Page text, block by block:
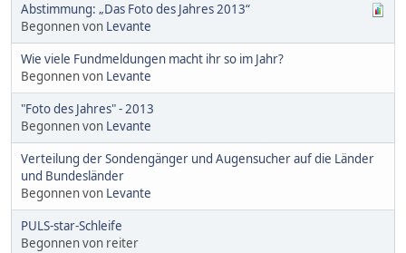
Abstimmung: „Das Foto des Jahres 2013“
Begonnen von Levante
Wie viele Fundmeldungen macht ihr so im Jahr?
Begonnen von Levante
"Foto des Jahres" - 2013
Begonnen von Levante
Verteilung der Sondengänger und Augensucher auf die Länder
und Bundesländer
Begonnen von Levante
PULS-star-Schleife
Begonnen von reiter